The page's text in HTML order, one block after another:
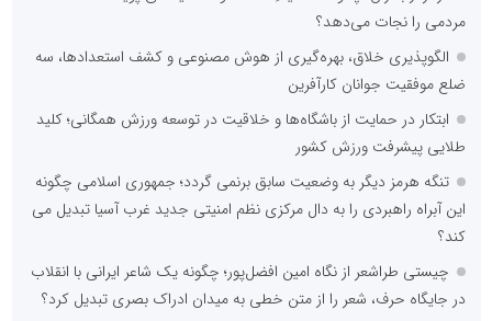
مردمی را نجات می‌دهد؟
الگوپذیری خلاق، بهره‌گیری از هوش مصنوعی و کشف استعدادها، سه
ضلع موفقیت جوانان کارآفرین
ابتکار در حمایت از باشگاه‌ها و خلاقیت در توسعه ورزش همگانی؛ کلید
طلایی پیشرفت ورزش کشور
تنگه هرمز دیگر به وضعیت سابق برنمی گردد؛ جمهوری اسلامی چگونه
این آبراه راهبردی را به دال مرکزی نظم امنیتی جدید غرب آسیا تبدیل می
کند؟
چیستی طراشعر از نگاه امین افضل‌پور؛ چگونه یک شاعر ایرانی با انقلاب
در جایگاه حرف، شعر را از متن خطی به میدان ادراک بصری تبدیل کرد؟